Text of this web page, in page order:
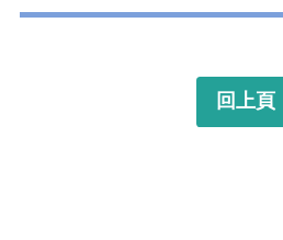
回上頁